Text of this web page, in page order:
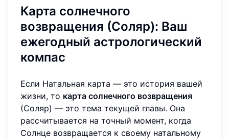
Карта солнечного
возвращения (Соляр): Ваш
ежегодный астрологический
компас
Если Натальная карта — это история вашей
жизни, то карта солнечного возвращения
(Соляр) — это тема текущей главы. Она
рассчитывается на точный момент, когда
Солнце возвращается к своему натальному